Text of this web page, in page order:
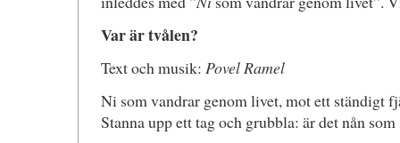
Var är tvålen?
Text och musik: Povel Ramel
Ni som vandrar genom livet, mot ett ständigt
Stanna upp ett tag och grubbla: är det nån